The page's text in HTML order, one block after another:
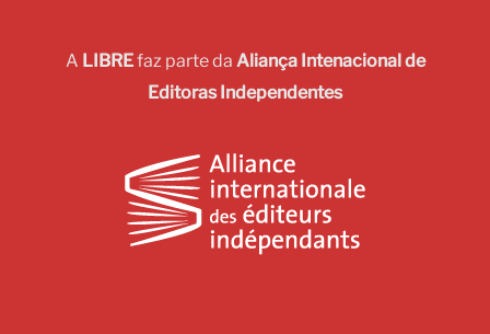
A LIBREfaz parte da Aliança Intenacional de
Editoras Independentes